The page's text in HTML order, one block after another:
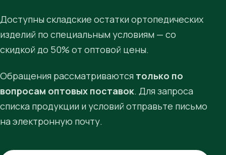
Доступны складские остатки ортопедических
изделий по специальным условиям — со
скидкой до 50% от оптовой цены.
Обращения рассматриваются только по
вопросам оптовых поставок. Для запроса
списка продукции и условий отправьте письмо
на электронную почту.